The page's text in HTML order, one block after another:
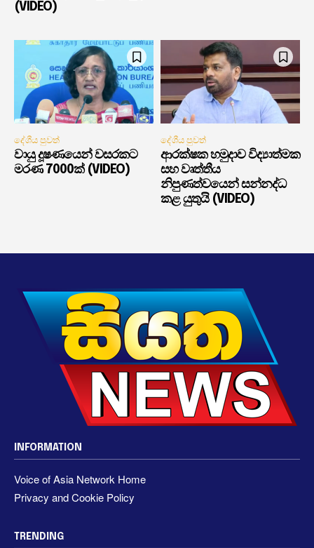
(VIDEO)
දේශීය පුවත්
වායු දූෂණයෙන් වසරකට
මරණ 7000ක් (VIDEO)
දේශීය පුවත්
ආරක්ෂක හමුදාව විද්‍යාත්මක
සහ වෘත්තීය
නිපුණත්වයෙන් සන්නද්ධ
කළ යුතුයි (VIDEO)
INFORMATION
Voice of Asia Network Home
Privacy and Cookie Policy
TRENDING